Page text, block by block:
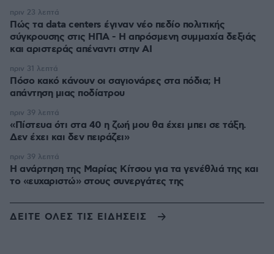
Πώς τα data centers έγιναν νέο πεδίο πολιτικής
σύγκρουσης στις ΗΠΑ - Η απρόσμενη συμμαχία δεξιάς
και αριστεράς απέναντι στην AI
πριν 23 λεπτά
Πόσο κακό κάνουν οι σαγιονάρες στα πόδια; Η
απάντηση μιας ποδίατρου
πριν 31 λεπτά
«Πίστευα ότι στα 40 η ζωή μου θα έχει μπει σε τάξη.
Δεν έχει και δεν πειράζει»
πριν 39 λεπτά
Η ανάρτηση της Μαρίας Κίτσου για τα γενέθλιά της και
το «ευχαριστώ» στους συνεργάτες της
πριν 39 λεπτά
ΔΕΙΤΕ ΟΛΕΣ ΤΙΣ ΕΙΔΗΣΕΙΣ